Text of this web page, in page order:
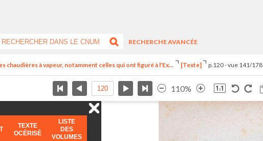
RECHERCHE AVANCÉE
chaudières à vapeur, notamment celles qui ont figuré à l'Ex... [Texte] p.120 - vue 141/178
110%
TEXTE
OCÉRISÉ
LISTE
DES
VOLUMES